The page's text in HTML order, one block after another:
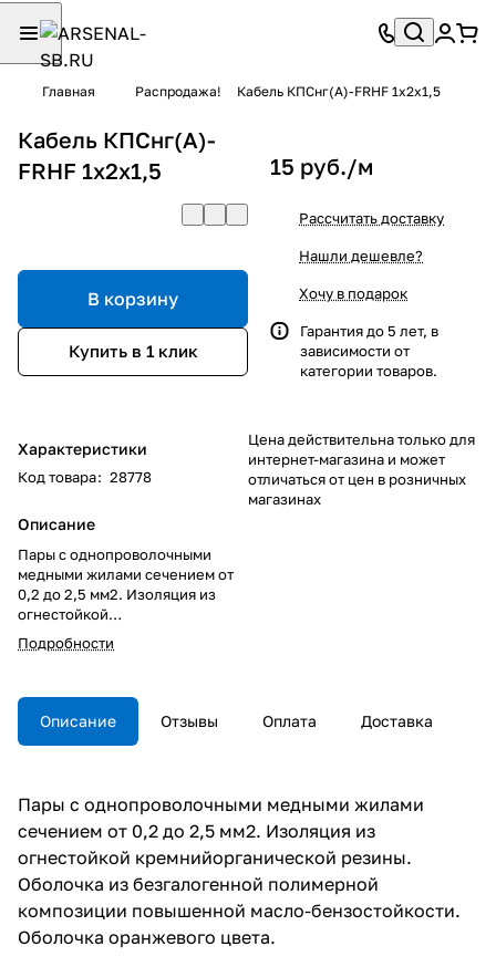
Главная Распродажа! Кабель КПСнг(А)-FRHF 1х2х1,5
Кабель КПСнг(А)-
FRHF 1х2х1,5
В корзину
Купить в 1 клик
Характеристики
Код товара: 28778
Описание
Пары с однопроволочными
медными жилами сечением от
0,2 до 2,5 мм2. Изоляция из
огнестойкой
кремнийорганической резины.
Оболочка из безгалогенной
повышенной масло-
бензостойкости. Оболочка
оранжевого цвета.
Подробности
15 руб./м
Рассчитать доставку
Нашли дешевле?
Хочу в подарок
Гарантия до 5 лет, в
зависимости от
категории товаров.
Цена действительна только для
интернет-магазина и может
отличаться от цен в розничных
магазинах
Описание Отзывы Оплата Доставка
Пары с однопроволочными медными жилами
сечением от 0,2 до 2,5 мм2. Изоляция из
огнестойкой кремнийорганической резины.
Оболочка из безгалогенной полимерной
композиции повышенной масло-бензостойкости.
Оболочка оранжевого цвета.